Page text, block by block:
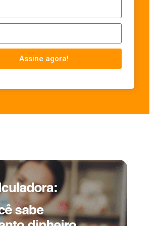
Assine agora!